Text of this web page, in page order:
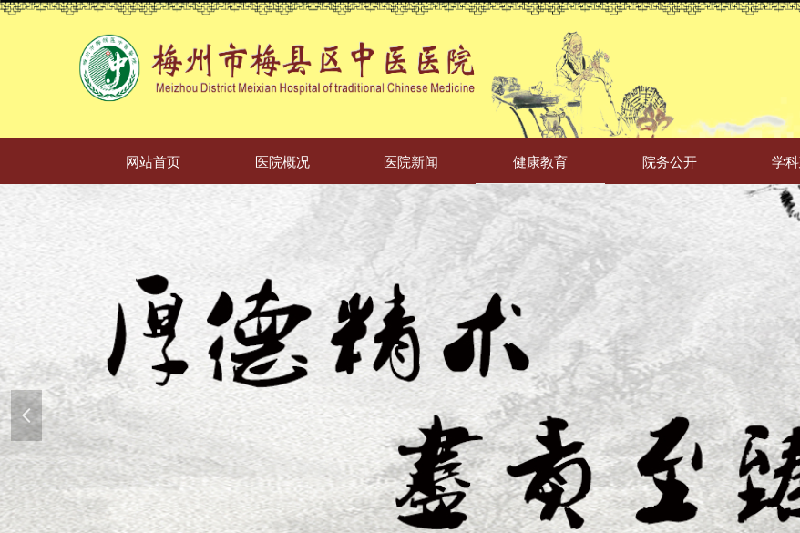
网站首页 医院概况 医院新闻 健康教育 院务公开 学
넳